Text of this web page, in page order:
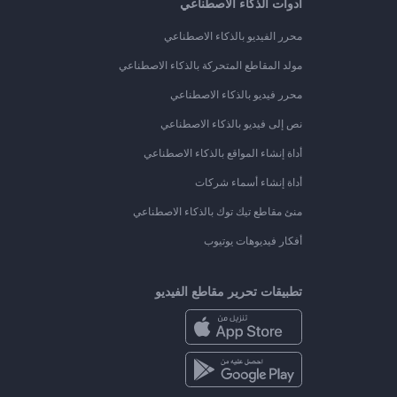
أدوات الذكاء الاصطناعي
محرر الفيديو بالذكاء الاصطناعي
مولد المقاطع المتحركة بالذكاء الاصطناعي
محرر فيديو بالذكاء الاصطناعي
نص إلى فيديو بالذكاء الاصطناعي
أداة إنشاء المواقع بالذكاء الاصطناعي
أداة إنشاء أسماء شركات
منئ مقاطع تيك توك بالذكاء الاصطناعي
أفكار فيديوهات يوتيوب
تطبيقات تحرير مقاطع الفيديو